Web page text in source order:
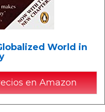
World in
en Amazon